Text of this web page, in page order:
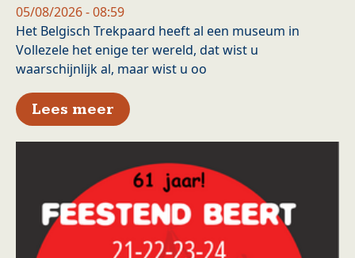
05/08/2026 - 08:59
Het Belgisch Trekpaard heeft al een museum in
Vollezele het enige ter wereld, dat wist u
waarschijnlijk al, maar wist u oo
Lees meer over Het Belgisch